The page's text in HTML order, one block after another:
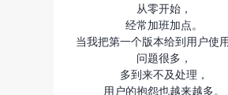
从零开始，
经常加班加点。
当我把第一个版本给到用户使
问题很多，
多到来不及处理，
用户的抱怨也越来越多。